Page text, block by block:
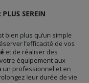
SEREIN
bien plus qu’un simple
l’efficacité de vos
et de réaliser des
équipement aux
un professionnel et en
leur durée de vie